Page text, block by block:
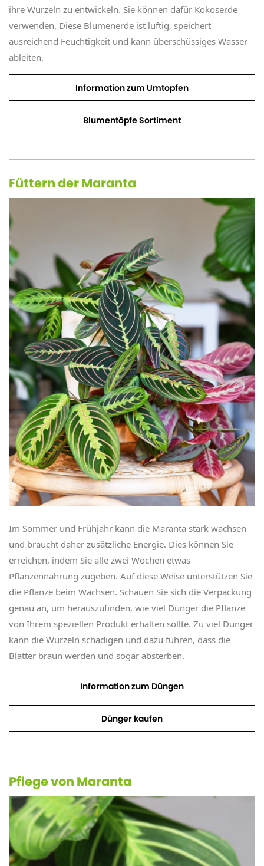
ihre Wurzeln zu entwickeln. Sie können dafür Kokoserde
verwenden. Diese Blumenerde ist luftig, speichert
ausreichend Feuchtigkeit und kann überschüssiges Wasser
ableiten.
Information zum Umtopfen
Blumentöpfe Sortiment
Füttern der Maranta
Im Sommer und Frühjahr kann die Maranta stark wachsen
und braucht daher zusätzliche Energie. Dies können Sie
erreichen, indem Sie alle zwei Wochen etwas
Pflanzennahrung zugeben. Auf diese Weise unterstützen Sie
die Pflanze beim Wachsen. Schauen Sie sich die Verpackung
genau an, um herauszufinden, wie viel Dünger die Pflanze
von Ihrem speziellen Produkt erhalten sollte. Zu viel Dünger
kann die Wurzeln schädigen und dazu führen, dass die
Blätter braun werden und sogar absterben.
Information zum Düngen
Dünger kaufen
Pflege von Maranta